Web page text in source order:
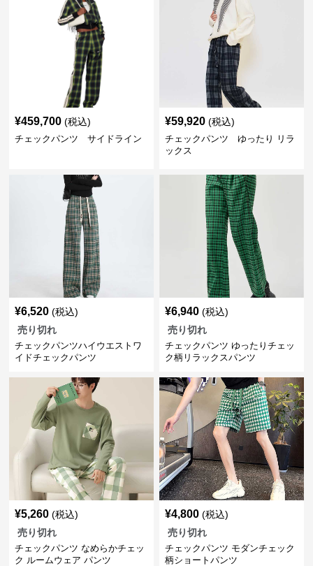
¥459,700 (税込)
チェックパンツ サイドライン
¥59,920 (税込)
チェックパンツ ゆったり リラ
ックス
¥6,520 (税込)
売り切れ
チェックパンツハイウエストワ
イドチェックパンツ
¥6,940 (税込)
売り切れ
チェックパンツ ゆったりチェッ
ク柄リラックスパンツ
¥5,260 (税込)
売り切れ
チェックパンツ なめらかチェッ
ク ルームウェア パンツ
¥4,800 (税込)
売り切れ
チェックパンツ モダンチェック
柄ショートパンツ